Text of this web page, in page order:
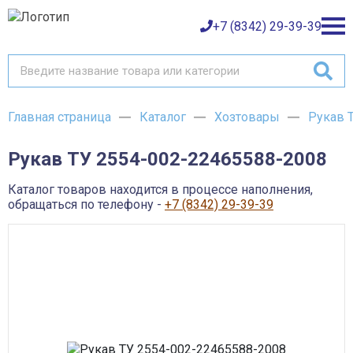
+7 (8342) 29-39-39
Каталог товаров
Баки и емкости АНИОН
Детали трубопроводов и уплотнения
Запорная и регулирующая арматура
Инструмент
О компании
Оплата
Главная страница Каталог Хозтовары Рукав
Рукав ТУ 2554-002-22465588-2008
Каталог товаров находится в процессе наполнения,
обращаться по телефону - +7 (8342) 29-39-39